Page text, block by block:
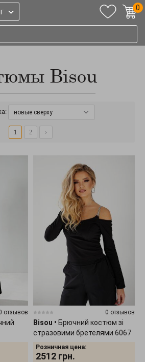
0
Bisou
новые сверху
1 2 ›
отзывов 0 отзывов
Bisou • Брючний костюм зі
стразовими бретелями 6067
Розничная цена:
2512 грн.